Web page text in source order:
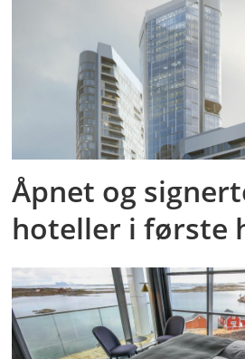
Åpnet og
hoteller i første